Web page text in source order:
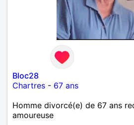
Bloc28
Chartres - 67 ans
Homme divorcé(e) de 67 ans
amoureuse